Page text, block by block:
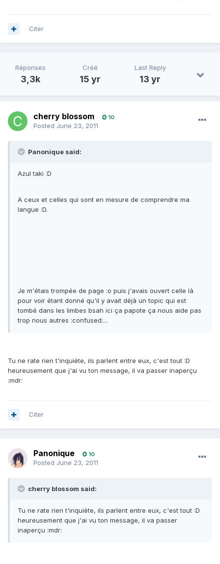
Citer
Réponses
3,3k
Créé
15 yr
Last Reply
13 yr
cherry blossom 10
Posted June 23, 2011
Panonique said:
Azul taki :D
A ceux et celles qui sont en mesure de comprendre ma
langue :D.
Je m'étais trompée de page :o puis j'avais ouvert celle là
pour voir étant donné qu'il y avait déjà un topic qui est
tombé dans les limbes bsah ici ça papote ça nous aide pas
trop nous autres :confused:...
Tu ne rate rien t'inquiète, ils parlent entre eux, c'est tout :D
heureusement que j'ai vu ton message, il va passer inaperçu
:mdr:
Citer
Panonique 10
Posted June 23, 2011
cherry blossom said:
Tu ne rate rien t'inquiète, ils parlent entre eux, c'est tout :D
heureusement que j'ai vu ton message, il va passer
inaperçu :mdr: